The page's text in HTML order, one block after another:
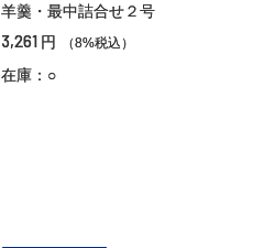
羊羹・最中詰合せ２号
3,261 円 （8%税込）
在庫：○